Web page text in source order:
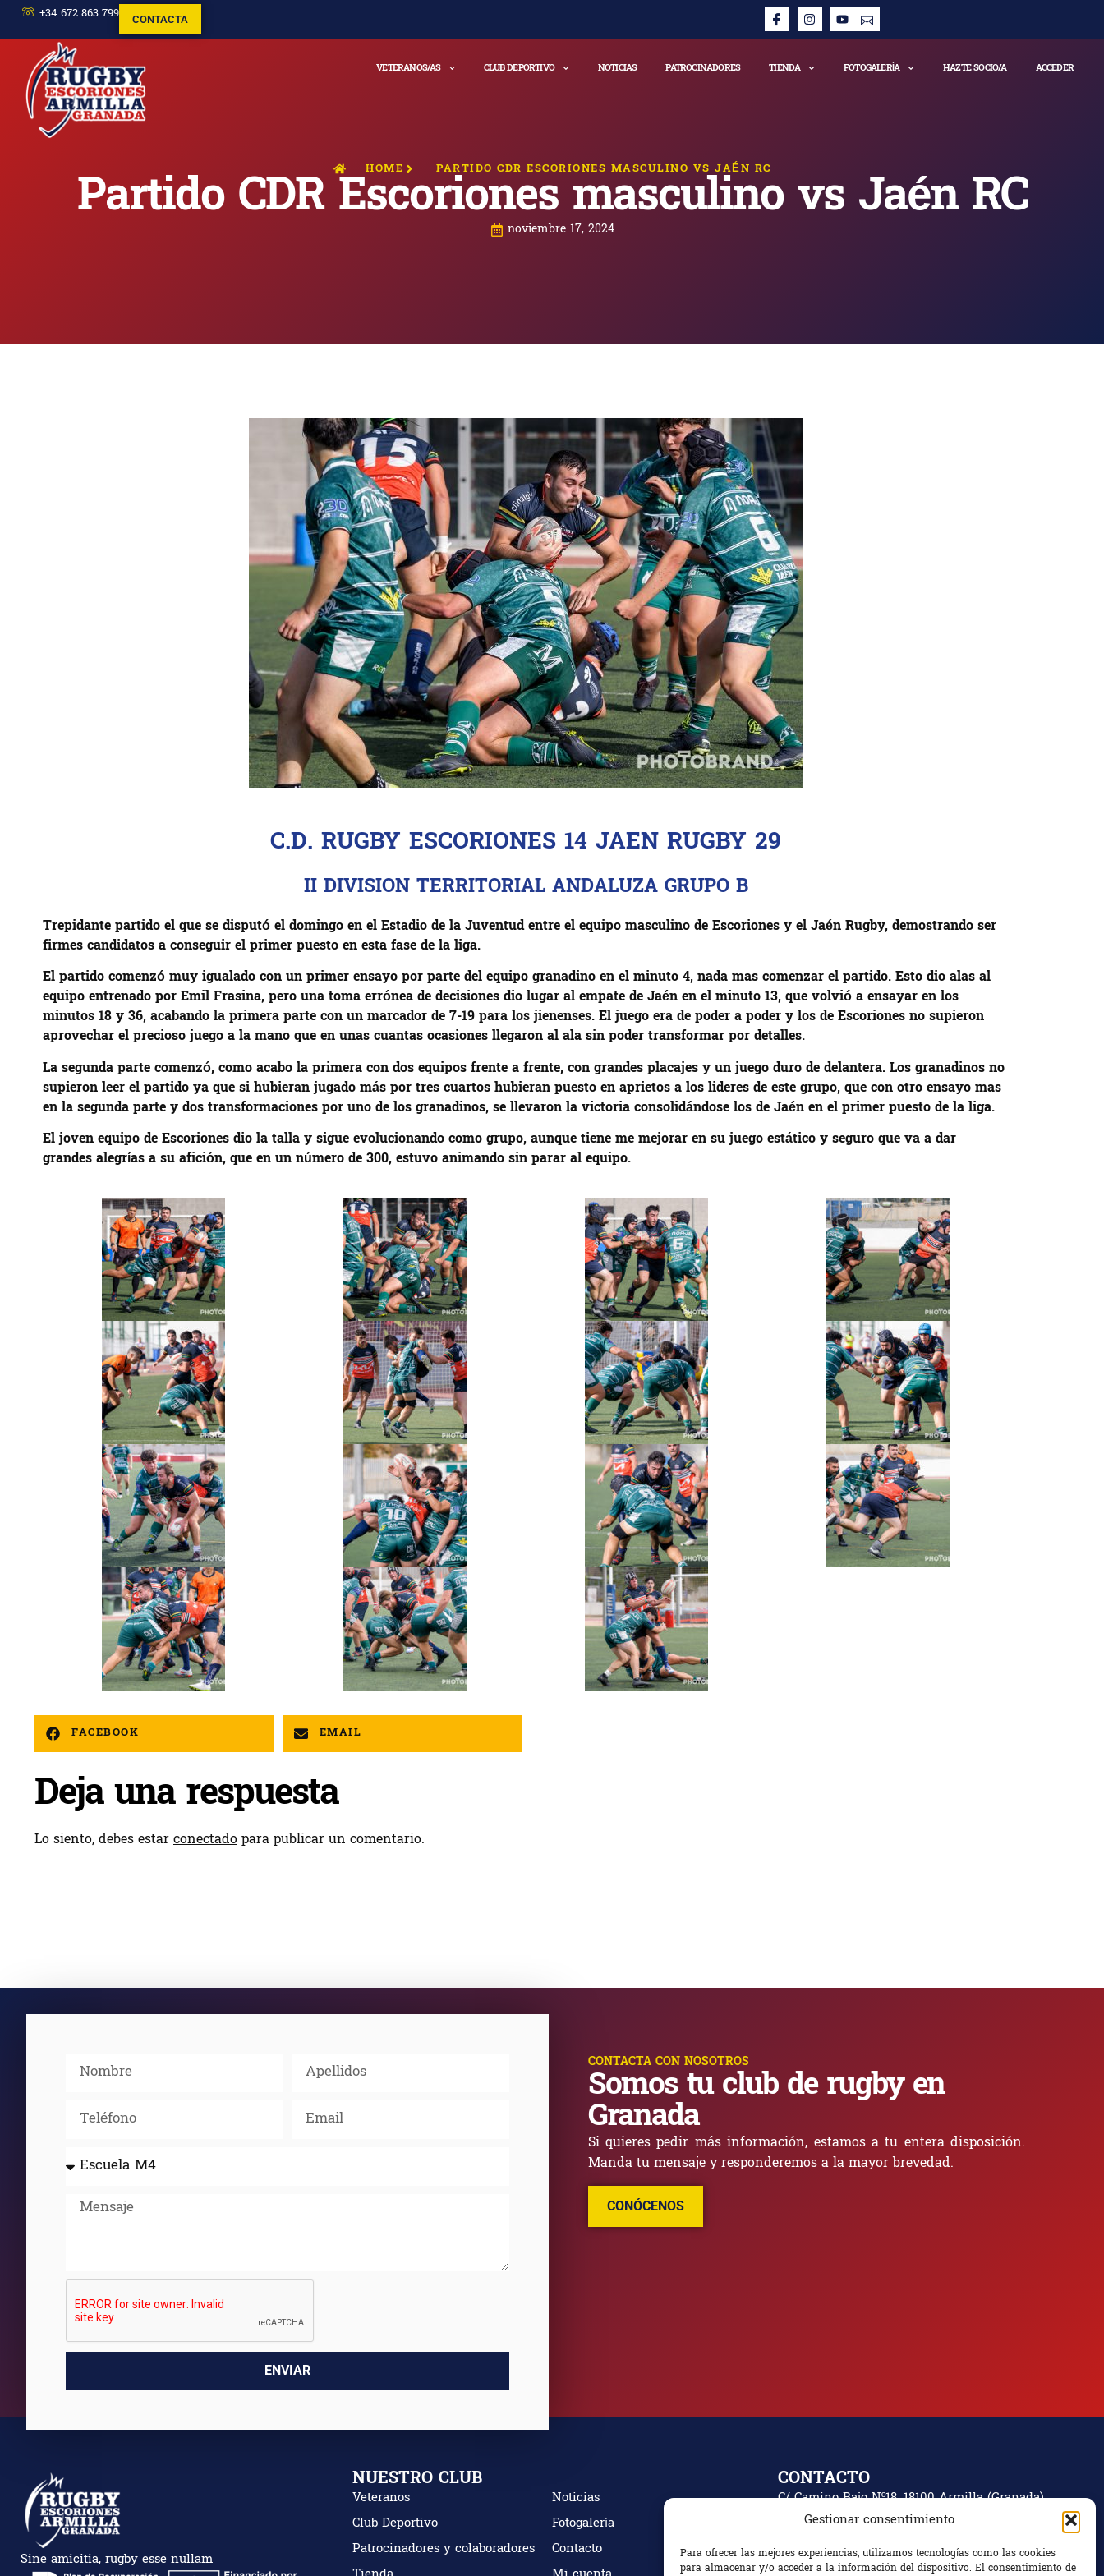
Gestionar consentimiento
Para ofrecer las mejores experiencias, utilizamos tecnologías como las cookies
para almacenar y/o acceder a la información del dispositivo. El consentimiento de
+34 672 863 799 CONTACTA
VETERANOS/AS CLUB DEPORTIVO NOTICIAS PATROCINADORES TIENDA FOTOGALERÍA HAZTE SOCIO/A ACCEDER
HOME PARTIDO CDR ESCORIONES MASCULINO VS JAÉN RC
Partido CDR Escoriones masculino vs Jaén RC
noviembre 17, 2024
C.D. RUGBY ESCORIONES 14 JAEN RUGBY 29
II DIVISION TERRITORIAL ANDALUZA GRUPO B
Trepidante partido el que se disputó el domingo en el Estadio de la Juventud entre el equipo masculino de Escoriones y el Jaén Rugby, demostrando ser
firmes candidatos a conseguir el primer puesto en esta fase de la liga.
El partido comenzó muy igualado con un primer ensayo por parte del equipo granadino en el minuto 4, nada mas comenzar el partido. Esto dio alas al
equipo entrenado por Emil Frasina, pero una toma errónea de decisiones dio lugar al empate de Jaén en el minuto 13, que volvió a ensayar en los
minutos 18 y 36, acabando la primera parte con un marcador de 7-19 para los jienenses. El juego era de poder a poder y los de Escoriones no supieron
aprovechar el precioso juego a la mano que en unas cuantas ocasiones llegaron al ala sin poder transformar por detalles.
La segunda parte comenzó, como acabo la primera con dos equipos frente a frente, con grandes placajes y un juego duro de delantera. Los granadinos no
supieron leer el partido ya que si hubieran jugado más por tres cuartos hubieran puesto en aprietos a los lideres de este grupo, que con otro ensayo mas
en la segunda parte y dos transformaciones por uno de los granadinos, se llevaron la victoria consolidándose los de Jaén en el primer puesto de la liga.
El joven equipo de Escoriones dio la talla y sigue evolucionando como grupo, aunque tiene me mejorar en su juego estático y seguro que va a dar
grandes alegrías a su afición, que en un número de 300, estuvo animando sin parar al equipo.
FACEBOOK EMAIL
Deja una respuesta
Lo siento, debes estar conectado para publicar un comentario.
ENVIAR
CONTACTA CON NOSOTROS
Somos tu club de rugby en
Granada
Si quieres pedir más información, estamos a tu entera disposición.
Manda tu mensaje y responderemos a la mayor brevedad.
CONÓCENOS
Sine amicitia, rugby esse nullam
NUESTRO CLUB
Veteranos
Club Deportivo
Patrocinadores y colaboradores
Noticias
Fotogalería
Contacto
CONTACTO
C/ Camino Bajo Nº18, 18100 Armilla (Granada)
Granada, España